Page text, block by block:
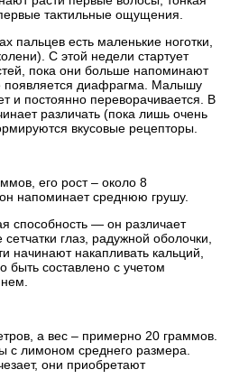
тактильные ощущения.
пальцев есть маленькие ноготки,
С этой недели стартует
пока они больше напоминают
появляется диафрагма. Малышу
и постоянно переворачивается. В
различать (пока лишь очень
вкусовые рецепторы.
его рост – около 8
напоминает среднюю грушу.
способность — он различает
глаз, радужной оболочки,
начинают накапливать кальций,
быть составлено с учетом
а вес – примерно 20 граммов.
с лимоном среднего размера.
они приобретают